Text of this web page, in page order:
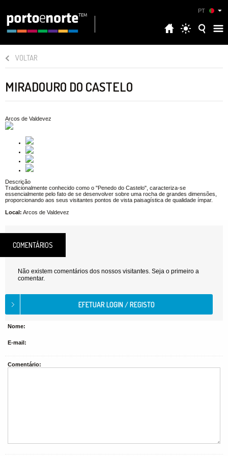
PT
VOLTAR
MIRADOURO DO CASTELO
Arcos de Valdevez
Descrição
Tradicionalmente conhecido como o "Penedo do Castelo", caracteriza-se
essencialmente pelo fato de se desenvolver sobre uma rocha de grandes dimensões,
proporcionando aos seus visitantes pontos de vista paisagística de qualidade ímpar.
Local: Arcos de Valdevez
COMENTÁRIOS
Não existem comentários dos nossos visitantes. Seja o primeiro a
comentar.
Nome:
E-mail:
Comentário: